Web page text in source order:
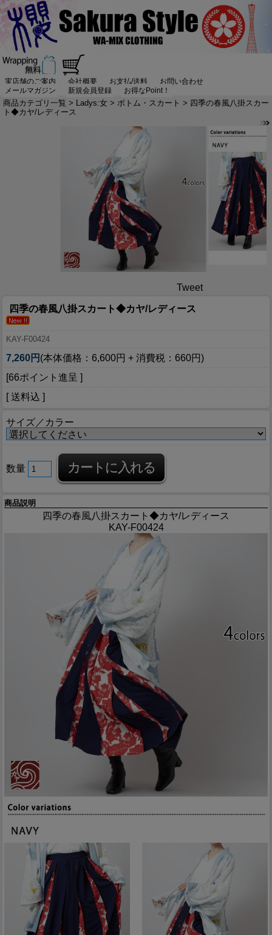
実店舗のご案内 会社概要 お支払/送料
お問い合わせ
メールマガジン
新規会員登録 お得なPoint！
商品カテゴリ一覧 > Ladys:女 > ボトム・スカート > 四季の春風八掛スカー
ト◆カヤ/レディース
Tweet
四季の春風八掛スカート◆カヤ/レディース
KAY-F00424
7,260円 (本体価格：6,600円 + 消費税：660円)
[66ポイント進呈 ]
[ 送料込 ]
サイズ／カラー
数量
商品説明
四季の春風八掛スカート◆カヤ/レディース
KAY-F00424